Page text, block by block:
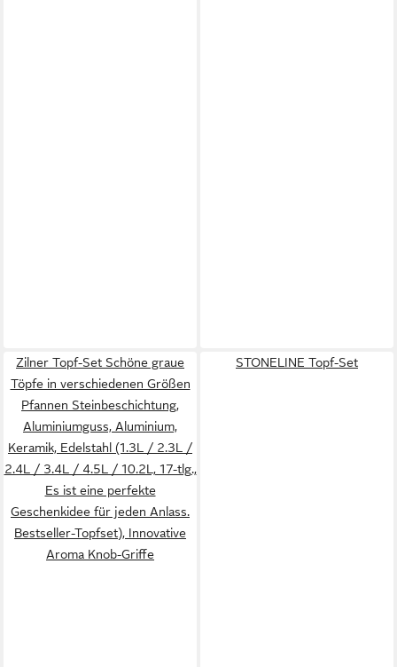
Zilner Topf-Set Schöne graue
Töpfe in verschiedenen Größen
Pfannen Steinbeschichtung,
Aluminiumguss, Aluminium,
Keramik, Edelstahl (1.3L / 2.3L /
2.4L / 3.4L / 4.5L / 10.2L, 17-tlg.,
Es ist eine perfekte
Geschenkidee für jeden Anlass.
Bestseller-Topfset), Innovative
Aroma Knob-Griffe
STONELINE Topf-Set